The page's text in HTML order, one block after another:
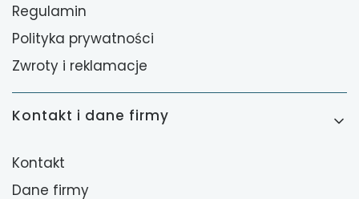
Regulamin
Polityka prywatności
Zwroty i reklamacje
Kontakt i dane firmy
Kontakt
Dane firmy